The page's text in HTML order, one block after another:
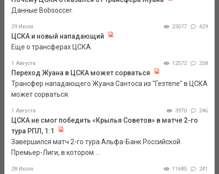
Данные Bobsoccer.
29 Июля 23077 429
ЦСКА и новый нападающий
Еще о трансферах ЦСКА.
1 Августа 12572 258
Переход Жуана в ЦСКА может сорваться
Трансфер нападающего Жуана Сантоса из "Гезтепе" в ЦСКА
может сорваться.
1 Августа 3970 246
ЦСКА не смог победить «Крылья Советов» в матче 2-го
тура РПЛ, 1:1
Завершился матч 2-го тура Альфа-Банк Российской
Премьер-Лиги, в котором ...
28 Июля 11685 241